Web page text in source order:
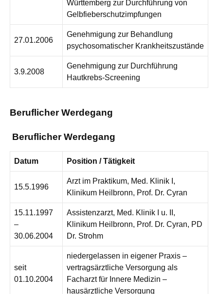
Württemberg zur Durchführung von
Gelbfieberschutzimpfungen
27.01.2006
Genehmigung zur Behandlung
psychosomatischer Krankheitszustände
3.9.2008
Genehmigung zur Durchführung
Hautkrebs-Screening
Beruflicher Werdegang
Beruflicher Werdegang
Datum Position / Tätigkeit
15.5.1996
Arzt im Praktikum, Med. Klinik I,
Klinikum Heilbronn, Prof. Dr. Cyran
15.11.1997
–
30.06.2004
Assistenzarzt, Med. Klinik I u. II,
Klinikum Heilbronn, Prof. Dr. Cyran, PD
Dr. Strohm
seit
01.10.2004
niedergelassen in eigener Praxis –
vertragsärztliche Versorgung als
Facharzt für Innere Medizin –
hausärztliche Versorgung